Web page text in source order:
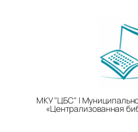
МКУ "ЦБС" |
«Централизованная